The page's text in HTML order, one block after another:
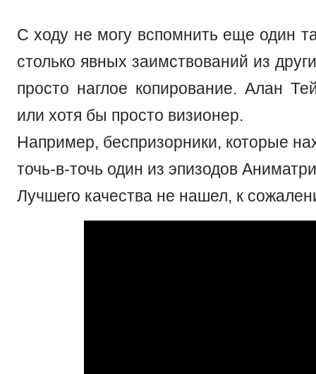
С ходу не могу вспомнить еще один
столько явных заимствований из
просто наглое копирование. Алан
или хотя бы просто визионер.
Например, беспризорники, которые
точь-в-точь один из эпизодов
Лучшего качества не нашел, к